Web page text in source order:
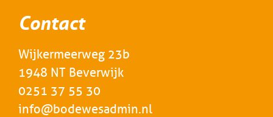
Contact
Wijkermeerweg 23b
1948 NT Beverwijk
0251 37 55 30
info@bodewesadmin.nl